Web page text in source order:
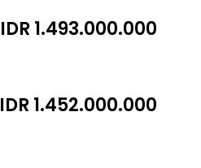
IDR 1.493.000.000
IDR 1.452.000.000